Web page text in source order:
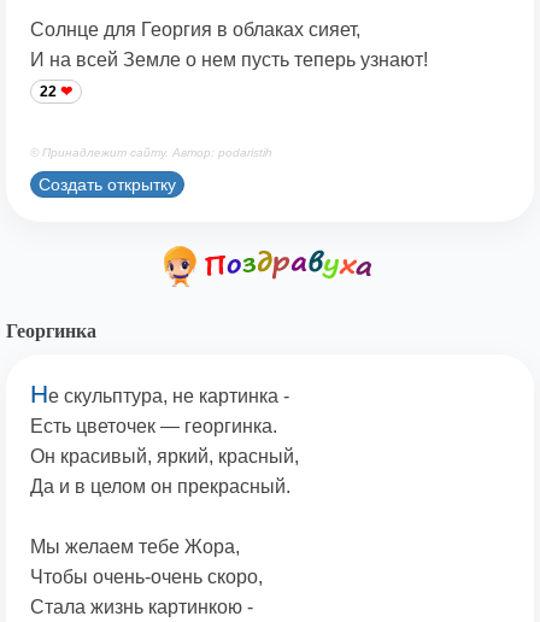
Солнце для Георгия в облаках сияет,
И на всей Земле о нем пусть теперь узнают!
22
© Принадлежит сайту. Автор: podaristih
Создать открытку
Георгинка
Не скульптура, не картинка -
Есть цветочек — георгинка.
Он красивый, яркий, красный,
Да и в целом он прекрасный.
Мы желаем тебе Жора,
Чтобы очень-очень скоро,
Стала жизнь картинкою -